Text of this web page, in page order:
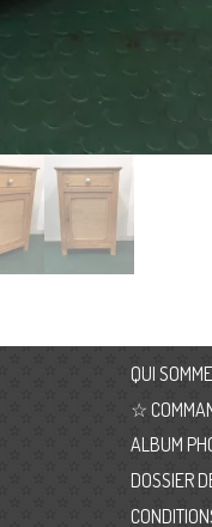
QUI
☆
ALBUM
DOSSIER